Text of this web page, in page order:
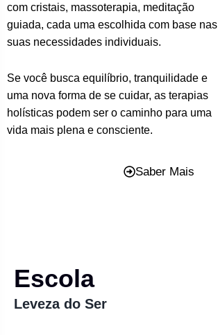
com cristais, massoterapia, meditação
guiada, cada uma escolhida com base nas
suas necessidades individuais.
Se você busca equilíbrio, tranquilidade e
uma nova forma de se cuidar, as terapias
holísticas podem ser o caminho para uma
vida mais plena e consciente.
Saber Mais
Escola
Leveza do Ser